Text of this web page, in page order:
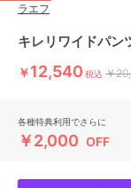
ラエフ
キレリワイドパ
￥12,540 税込 ￥
各種特典利用でさらに
￥2,000 OFF